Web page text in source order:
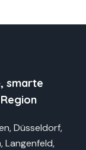
smarte
Düsseldorf,
Langenfeld,